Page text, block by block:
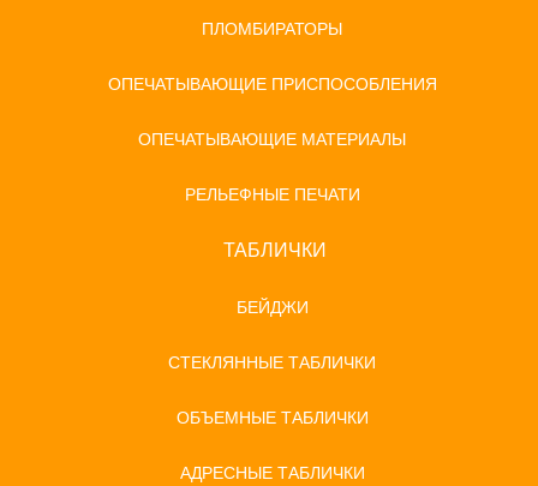
ПЛОМБИРАТОРЫ
ОПЕЧАТЫВАЮЩИЕ ПРИСПОСОБЛЕНИЯ
ОПЕЧАТЫВАЮЩИЕ МАТЕРИАЛЫ
РЕЛЬЕФНЫЕ ПЕЧАТИ
ТАБЛИЧКИ
БЕЙДЖИ
СТЕКЛЯННЫЕ ТАБЛИЧКИ
ОБЪЕМНЫЕ ТАБЛИЧКИ
АДРЕСНЫЕ ТАБЛИЧКИ